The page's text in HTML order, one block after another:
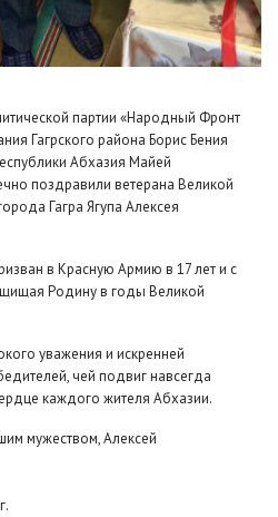
партии «Народный Фронт
Гагрского района Борис Бения
Абхазия Майей
поздравили ветерана Великой
Гагра Ягупа Алексея
в Красную Армию в 17 лет и с
Родину в годы Великой
уважения и искренней
чей подвиг навсегда
каждого жителя Абхазии.
мужеством, Алексей